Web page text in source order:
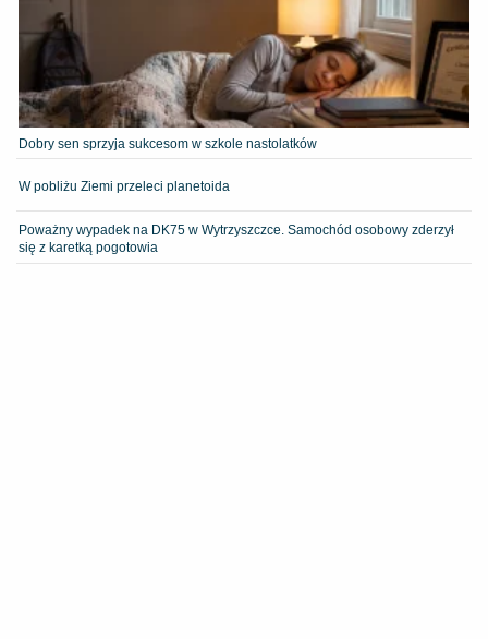
Dobry sen sprzyja sukcesom w szkole nastolatków
W pobliżu Ziemi przeleci planetoida
Poważny wypadek na DK75 w Wytrzyszczce. Samochód osobowy zderzył
się z karetką pogotowia